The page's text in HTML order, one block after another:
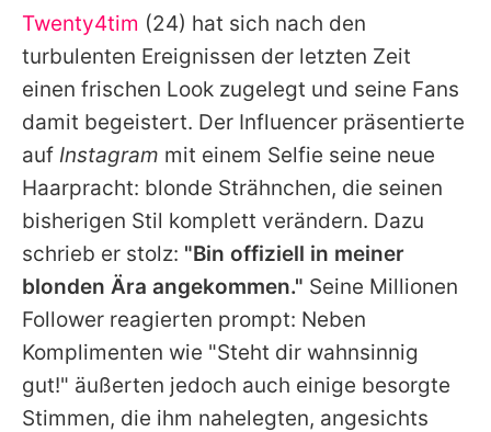
Impressum
Datenschutzerklärung
Nutzungsbedingungen
Utiq verwalten
Twenty4tim (24) hat sich nach den
turbulenten Ereignissen der letzten Zeit
einen frischen Look zugelegt und seine Fans
damit begeistert. Der Influencer präsentierte
auf Instagram mit einem Selfie seine neue
Haarpracht: blonde Strähnchen, die seinen
bisherigen Stil komplett verändern. Dazu
schrieb er stolz: "Bin offiziell in meiner
blonden Ära angekommen." Seine Millionen
Follower reagierten prompt: Neben
Komplimenten wie "Steht dir wahnsinnig
gut!" äußerten jedoch auch einige besorgte
Stimmen, die ihm nahelegten, angesichts